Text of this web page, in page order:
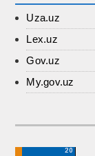
Uza.uz
Lex.uz
Gov.uz
My.gov.uz